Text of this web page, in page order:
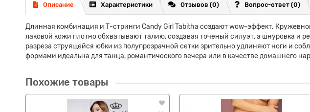
Описание Характеристики Отзывов (0) Вопрос-ответ (0)
Длинная комбинация и Т-стринги Candy Girl Tabitha создают wow-эффект.
лаковой кожи плотно обхватывают талию, создавая точеный силуэт, а шнуровка и
разреза струящейся юбки из полупрозрачной сетки зрительно удлиняют ноги и
формами идеальна для танца, романтического вечера или в качестве домашнего
Похожие товары